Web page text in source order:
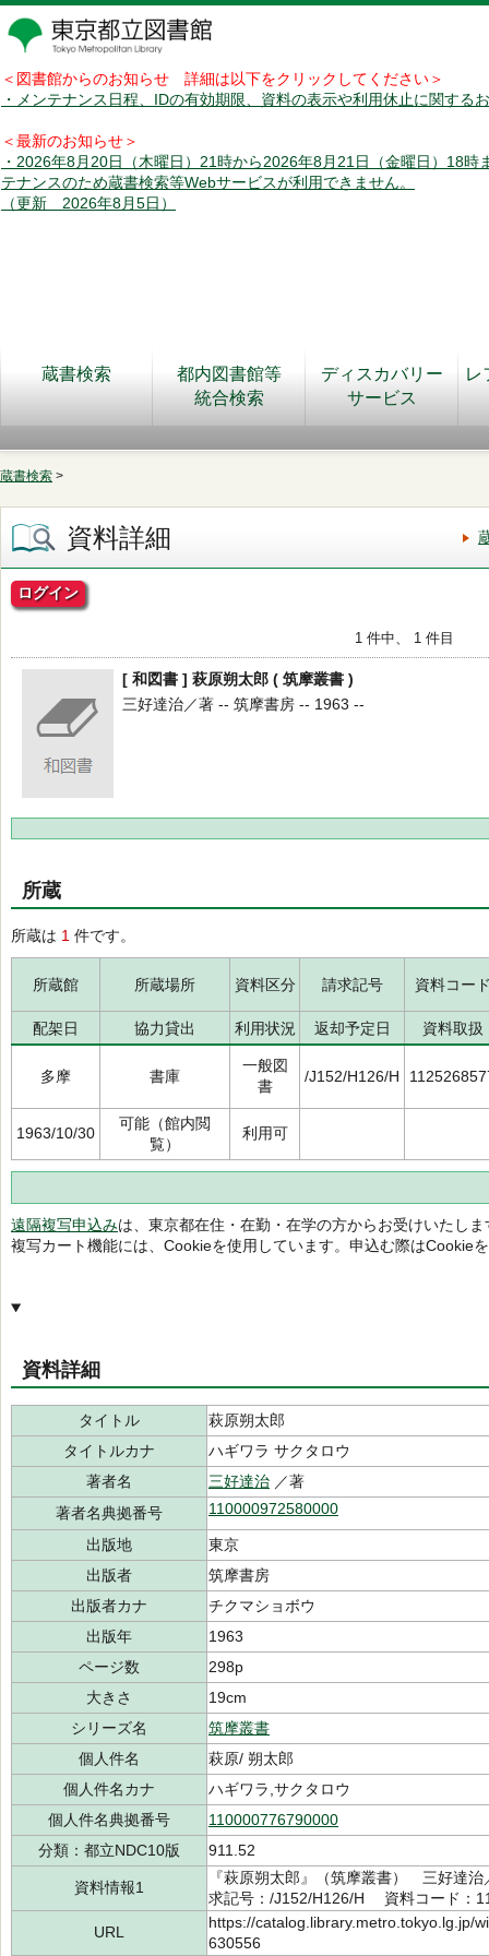
＜図書館からのお知らせ 詳細は以下をクリックしてください＞
・メンテナンス日程、IDの有効期限、資料の表示や利用休止に関する
＜最新のお知らせ＞
・2026年8月20日（木曜日）21時から2026年8月21日（金曜日）18時
テナンスのため蔵書検索等Webサービスが利用できません。
（更新 2026年8月5日）
蔵書検索
都内図書館等
統合検索
ディスカバリー
サービス
レ
蔵書検索 >
資料詳細
ログイン
1 件中、 1 件目
[ 和図書 ] 萩原朔太郎 ( 筑摩叢書 )
三好達治／著 -- 筑摩書房 -- 1963 --
所蔵
所蔵は 1 件です。
所蔵館 所蔵場所 資料区分 請求記号 資料コー
配架日 協力貸出 利用状況 返却予定日 資料取扱
多摩 書庫
一般図
書
/J152/H126/H
1963/10/30
可能（館内閲
覧）
利用可
遠隔複写申込みは、東京都在住・在勤・在学の方からお受けいたしま
複写カート機能には、Cookieを使用しています。申込む際はCookie
資料詳細
タイトル
萩原朔太郎
タイトルカナ
ハギワラ サクタロウ
著者名
三好達治 ／著
著者名典拠番号
110000972580000
出版地
東京
出版者
筑摩書房
出版者カナ
チクマショボウ
出版年
1963
ページ数
298p
大きさ
19cm
シリーズ名
筑摩叢書
個人件名
萩原/ 朔太郎
個人件名カナ
ハギワラ,サクタロウ
個人件名典拠番号
110000776790000
分類：都立NDC10版
911.52
資料情報1
『萩原朔太郎』（筑摩叢書） 三好
求記号：/J152/H126/H 資料コード：
URL
https://catalog.library.metro.tokyo.lg.jp/
630556